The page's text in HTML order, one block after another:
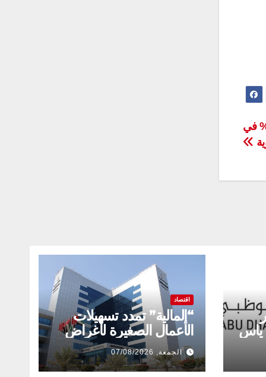
تتحدى الشلل الدماغي وتحقق 97 % في
ياس
اقتصاد
“المالية” تمدد تسهيلات
الأعمال الصغيرة لأغراض
ضريبة الشركات حتى 31
ديسمبر 2029
الجمعة, 07/08/2026